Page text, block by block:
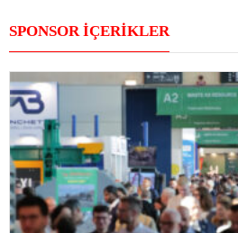
SPONSOR İÇERİKLER